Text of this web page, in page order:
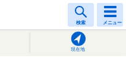
検索 メニュー
現在地